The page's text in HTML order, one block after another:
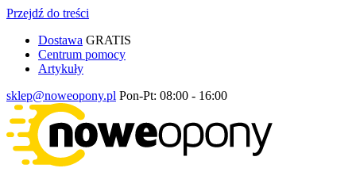
Przejdź do treści
Dostawa GRATIS
Centrum pomocy
Artykuły
sklep@noweopony.pl Pon-Pt: 08:00 - 16:00